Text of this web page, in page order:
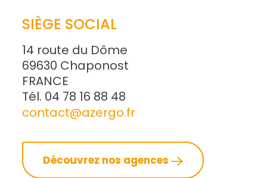
SIÈGE SOCIAL
14 route du Dôme
69630 Chaponost
FRANCE
Tél. 04 78 16 88 48
contact@azergo.fr
Découvrez nos agences